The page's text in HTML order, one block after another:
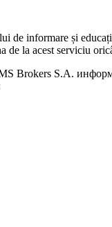
de informare și
de la acest serviciu
Brokers S.A.